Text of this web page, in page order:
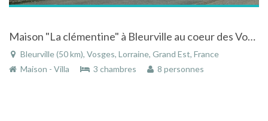
Maison "La clémentine" à Bleurville au coeur des Vosges - intérieur spacieux et lumineux
Bleurville (50 km), Vosges, Lorraine, Grand Est, France
Maison - Villa
3 chambres 8 personnes